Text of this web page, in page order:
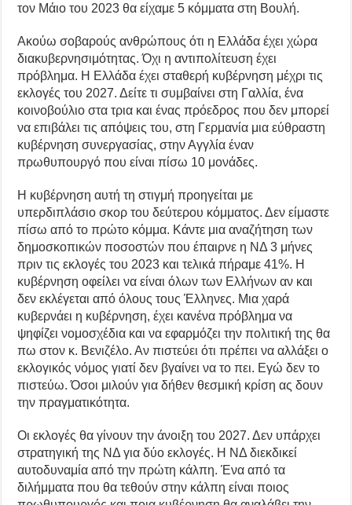
τον Μάιο του 2023 θα είχαμε 5 κόμματα στη Βουλή.
Ακούω σοβαρούς ανθρώπους ότι η Ελλάδα έχει χώρα
διακυβερνησιμότητας. Όχι η αντιπολίτευση έχει
πρόβλημα. Η Ελλάδα έχει σταθερή κυβέρνηση μέχρι τις
εκλογές του 2027. Δείτε τι συμβαίνει στη Γαλλία, ένα
κοινοβούλιο στα τρια και ένας πρόεδρος που δεν μπορεί
να επιβάλει τις απόψεις του, στη Γερμανία μια εύθραστη
κυβέρνηση συνεργασίας, στην Αγγλία έναν
πρωθυπουργό που είναι πίσω 10 μονάδες.
Η κυβέρνηση αυτή τη στιγμή προηγείται με
υπερδιπλάσιο σκορ του δεύτερου κόμματος. Δεν είμαστε
πίσω από το πρώτο κόμμα. Κάντε μια αναζήτηση των
δημοσκοπικών ποσοστών που έπαιρνε η ΝΔ 3 μήνες
πριν τις εκλογές του 2023 και τελικά πήραμε 41%. Η
κυβέρνηση οφείλει να είναι όλων των Ελλήνων αν και
δεν εκλέγεται από όλους τους Έλληνες. Μια χαρά
κυβερνάει η κυβέρνηση, έχει κανένα πρόβλημα να
ψηφίζει νομοσχέδια και να εφαρμόζει την πολιτική της θα
πω στον κ. Βενιζέλο. Αν πιστεύει ότι πρέπει να αλλάξει ο
εκλογικός νόμος γιατί δεν βγαίνει να το πει. Εγώ δεν το
πιστεύω. Όσοι μιλούν για δήθεν θεσμική κρίση ας δουν
την πραγματικότητα.
Οι εκλογές θα γίνουν την άνοιξη του 2027. Δεν υπάρχει
στρατηγική της ΝΔ για δύο εκλογές. Η ΝΔ διεκδικεί
αυτοδυναμία από την πρώτη κάλπη. Ένα από τα
διλήμματα που θα τεθούν στην κάλπη είναι ποιος